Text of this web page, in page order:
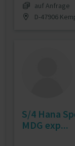
auf Anfrage
D-47906
S/4 Hana
MDG exp...